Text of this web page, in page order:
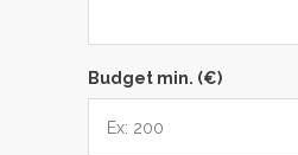
Budget min. (€)